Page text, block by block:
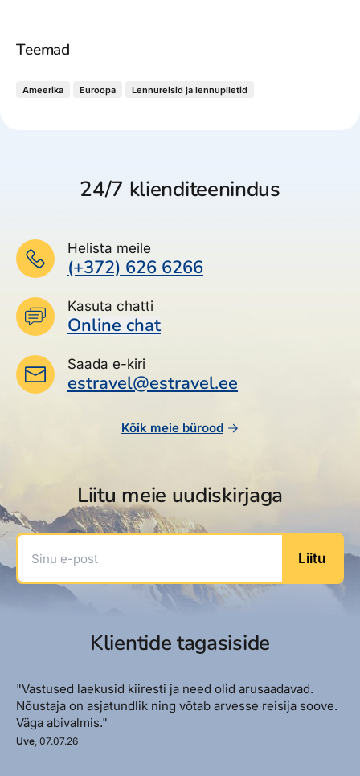
Teemad
Ameerika Euroopa Lennureisid ja lennupiletid
24/7 klienditeenindus
Helista meile
(+372) 626 6266
Kasuta chatti
Online chat
Saada e-kiri
estravel@estravel.ee
Kõik meie bürood
Liitu meie uudiskirjaga
Sinu e-post
Liitu
Klientide tagasiside
"Vastused laekusid kiiresti ja need olid arusaadavad.
Nõustaja on asjatundlik ning võtab arvesse reisija soove.
Väga abivalmis."
Uve, 07.07.26